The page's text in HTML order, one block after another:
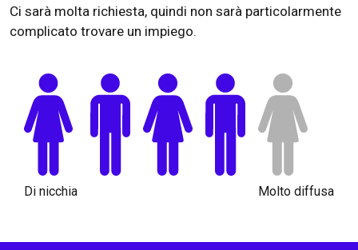
Ci sarà molta richiesta, quindi non sarà particolarmente
complicato trovare un impiego.
Di nicchia Molto diffusa